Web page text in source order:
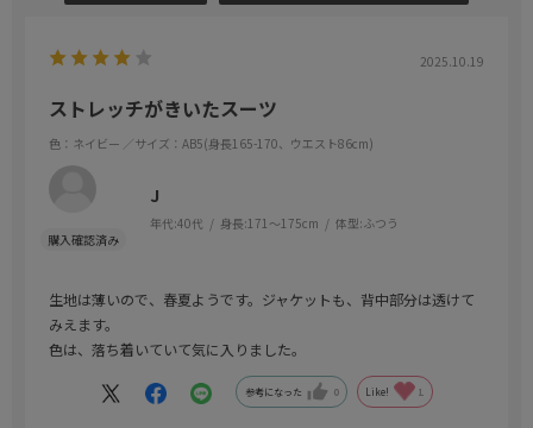
2025.10.19
ストレッチがきいたスーツ
色：ネイビー ／サイズ：AB5(身長165-170、ウエスト86cm)
J
年代:40代 身長:171～175cm 体型:ふつう
生地は薄いので、春夏ようです。ジャケットも、背中部分は透けて
みえます。
色は、落ち着いていて気に入りました。
参考になった 0 Like! 1